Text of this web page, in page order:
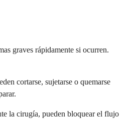
graves rápidamente si ocurren.
cortarse, sujetarse o quemarse
la cirugía, pueden bloquear el flujo